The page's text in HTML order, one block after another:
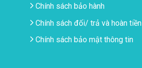
Chính sách bảo hành
Chính sách đối/ trả và hoàn tiền
Chính sách bảo mật thông tin